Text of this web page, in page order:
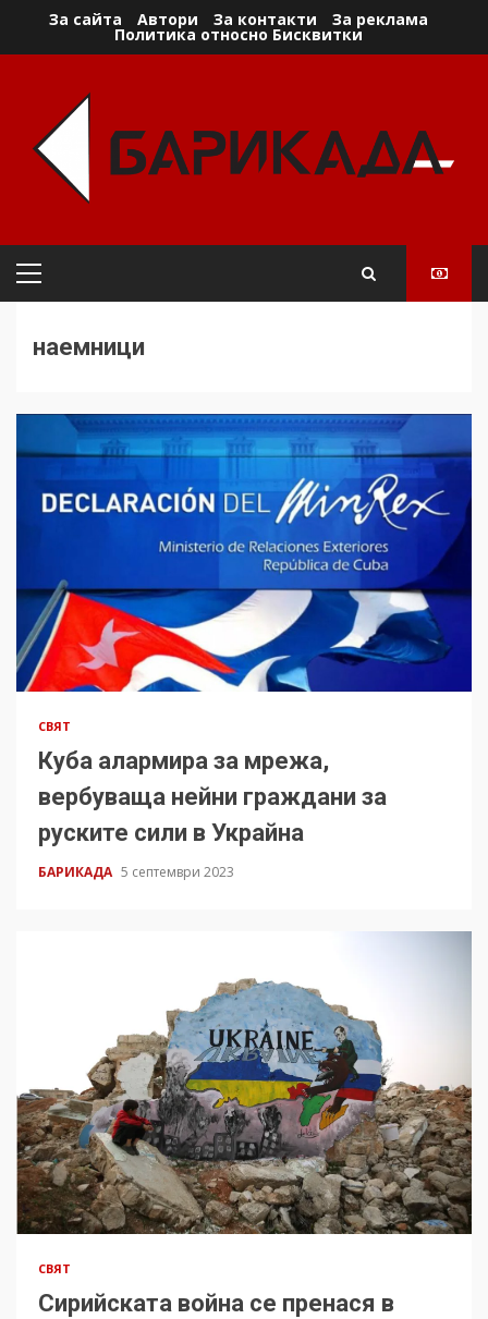
За сайта Автори За контакти За реклама
Политика относно Бисквитки
Primary
наемници
СВЯТ
Куба алармира за мрежа,
вербуваща нейни граждани за
руските сили в Украйна
БАРИКАДА 5 септември 2023
СВЯТ
Сирийската война се пренася в